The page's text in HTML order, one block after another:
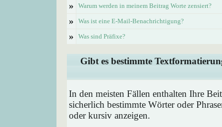
» Warum werden in meinem Beitrag Worte zensiert?
» Was ist eine E-Mail-Benachrichtigung?
» Was sind Präfixe?
Gibt es bestimmte
In den meisten Fällen enthalten Ihre
sicherlich bestimmte Wörter oder
oder kursiv anzeigen.